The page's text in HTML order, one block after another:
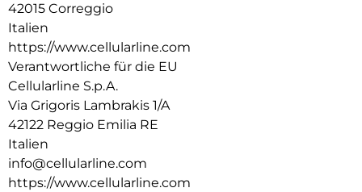
42015 Correggio
Italien
https://www.cellularline.com
Verantwortliche für die EU
Cellularline S.p.A.
Via Grigoris Lambrakis 1/A
42122 Reggio Emilia RE
Italien
info@cellularline.com
https://www.cellularline.com